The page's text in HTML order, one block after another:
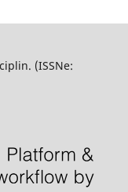
(ISSNe: